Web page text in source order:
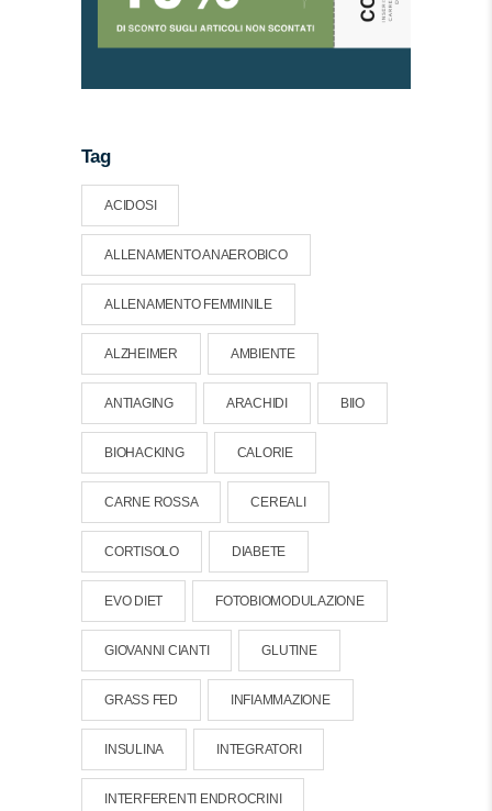
Tag
ACIDOSI
ALLENAMENTO ANAEROBICO
ALLENAMENTO FEMMINILE
ALZHEIMER AMBIENTE
ANTIAGING ARACHIDI BIIO
BIOHACKING CALORIE
CARNE ROSSA CEREALI
CORTISOLO DIABETE
EVO DIET FOTOBIOMODULAZIONE
GIOVANNI CIANTI GLUTINE
GRASS FED INFIAMMAZIONE
INSULINA INTEGRATORI
INTERFERENTI ENDROCRINI